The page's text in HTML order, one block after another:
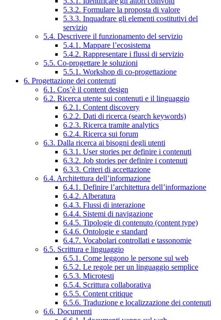
5.3.2. Formulare la proposta di valore
5.3.3. Inquadrare gli elementi costitutivi del
servizio
5.4. Descrivere il funzionamento del servizio
5.4.1. Mappare l’ecosistema
5.4.2. Rappresentare i flussi di servizio
5.5. Co-progettare le soluzioni
5.5.1. Workshop di co-progettazione
6. Progettazione dei contenuti
6.1. Cos’è il content design
6.2. Ricerca utente sui contenuti e il linguaggio
6.2.1. Content discovery
6.2.2. Dati di ricerca (search keywords)
6.2.3. Ricerca tramite analytics
6.2.4. Ricerca sui forum
6.3. Dalla ricerca ai bisogni degli utenti
6.3.1. User stories per definire i contenuti
6.3.2. Job stories per definire i contenuti
6.3.3. Criteri di accettazione
6.4. Architettura dell’informazione
6.4.1. Definire l’architettura dell’informazione
6.4.2. Alberatura
6.4.3. Flussi di interazione
6.4.4. Sistemi di navigazione
6.4.5. Tipologie di contenuto (content type)
6.4.6. Ontologie e standard
6.4.7. Vocabolari controllati e tassonomie
6.5. Scrittura e linguaggio
6.5.1. Come leggono le persone sul web
6.5.2. Le regole per un linguaggio semplice
6.5.3. Microtesti
6.5.4. Scrittura collaborativa
6.5.5. Content critique
6.5.6. Traduzione e localizzazione dei contenuti
6.6. Documenti